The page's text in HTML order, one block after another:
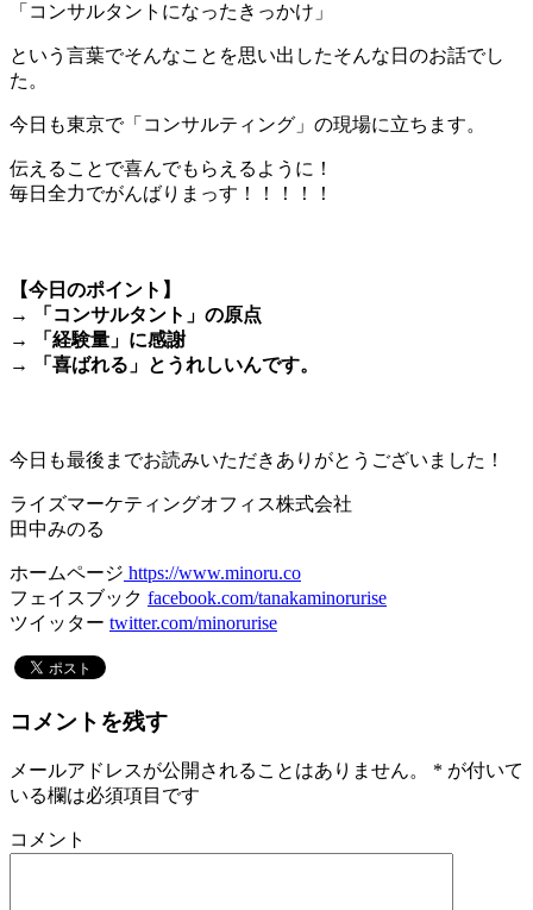
「コンサルタントになったきっかけ」
という言葉でそんなことを思い出したそんな日のお話でし
た。
今日も東京で「コンサルティング」の現場に立ちます。
伝えることで喜んでもらえるように！
毎日全力でがんばりまっす！！！！！
【今日のポイント】
→ 「コンサルタント」の原点
→ 「経験量」に感謝
→ 「喜ばれる」とうれしいんです。
今日も最後までお読みいただきありがとうございました！
ライズマーケティングオフィス株式会社
田中みのる
ホームページ https://www.minoru.co
フェイスブック facebook.com/tanakaminorurise
ツイッター twitter.com/minorurise
コメントを残す
メールアドレスが公開されることはありません。 * が付いて
いる欄は必須項目です
コメント